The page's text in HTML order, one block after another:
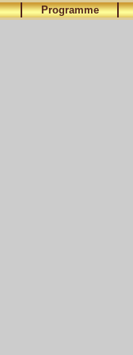
Programme